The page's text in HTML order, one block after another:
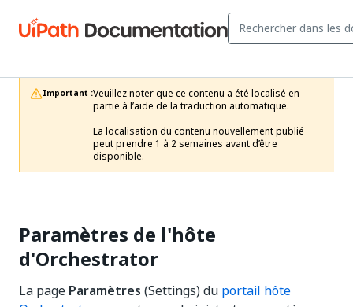
Important :Veuillez noter que ce contenu a été localisé en
partie à l’aide de la traduction automatique.
La localisation du contenu nouvellement publié
peut prendre 1 à 2 semaines avant d’être
disponible.
Paramètres de l'hôte
d'Orchestrator
La page Paramètres (Settings) du portail hôte